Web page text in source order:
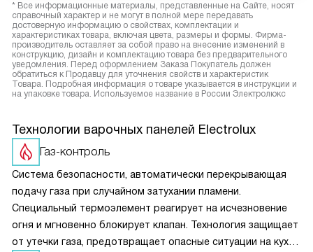
* Все информационные материалы, представленные на Сайте, носят
справочный характер и не могут в полной мере передавать
достоверную информацию о свойствах, комплектации и
характеристиках товара, включая цвета, размеры и формы. Фирма-
производитель оставляет за собой право на внесение изменений в
конструкцию, дизайн и комплектацию товара без предварительного
уведомления. Перед оформлением Заказа Покупатель должен
обратиться к Продавцу для уточнения свойств и характеристик
Товара. Подробная информация о товаре указывается в инструкции и
на упаковке товара. Используемое название в России Электролюкс
Технологии варочных панелей Electrolux
Газ-контроль
Система безопасности, автоматически перекрывающая
подачу газа при случайном затухании пламени.
Специальный термоэлемент реагирует на исчезновение
огня и мгновенно блокирует клапан. Технология защищает
от утечки газа, предотвращает опасные ситуации на кухне